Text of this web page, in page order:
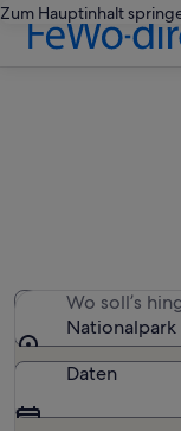
Zum Hauptinhalt
Wo soll’s
Daten